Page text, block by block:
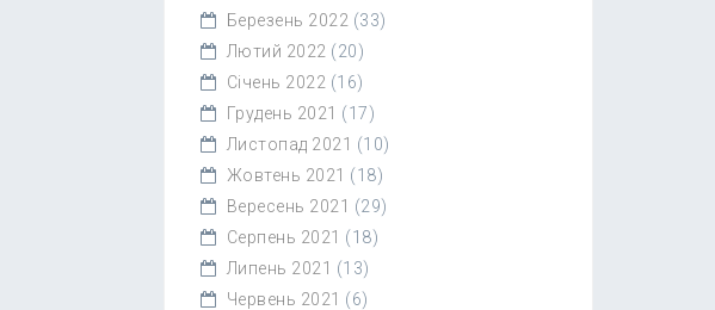
Березень 2022 (33)
Лютий 2022 (20)
Січень 2022 (16)
Грудень 2021 (17)
Листопад 2021 (10)
Жовтень 2021 (18)
Вересень 2021 (29)
Серпень 2021 (18)
Липень 2021 (13)
Червень 2021 (6)